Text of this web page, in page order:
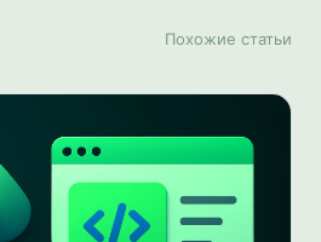
Похожие статьи